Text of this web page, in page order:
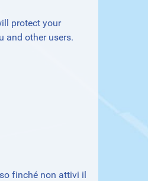
protect your
and other users.
finché non attivi il